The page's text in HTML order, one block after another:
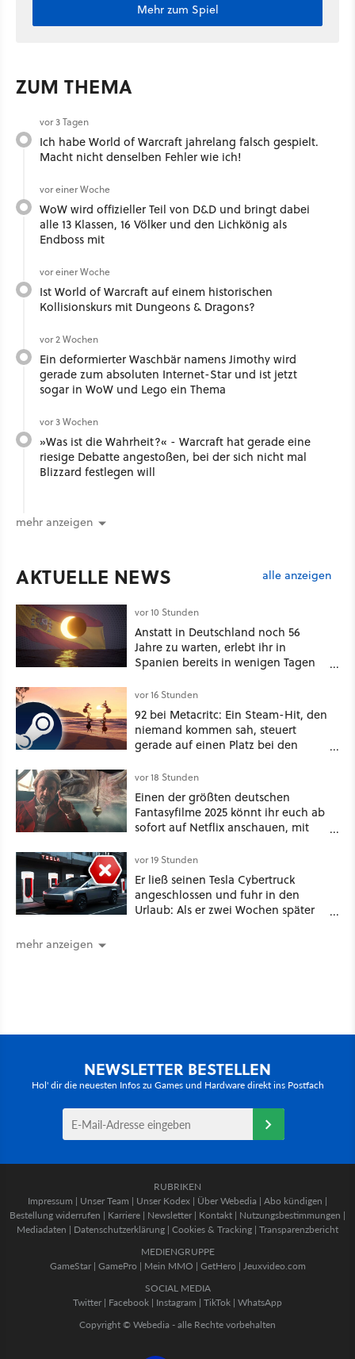
Mehr zum Spiel
ZUM THEMA
vor 3 Tagen
Ich habe World of Warcraft jahrelang falsch gespielt.
Macht nicht denselben Fehler wie ich!
vor einer Woche
WoW wird offizieller Teil von D&D und bringt dabei
alle 13 Klassen, 16 Völker und den Lichkönig als
Endboss mit
vor einer Woche
Ist World of Warcraft auf einem historischen
Kollisionskurs mit Dungeons & Dragons?
vor 2 Wochen
Ein deformierter Waschbär namens Jimothy wird
gerade zum absoluten Internet-Star und ist jetzt
sogar in WoW und Lego ein Thema
vor 3 Wochen
»Was ist die Wahrheit?« - Warcraft hat gerade eine
riesige Debatte angestoßen, bei der sich nicht mal
Blizzard festlegen will
mehr anzeigen
AKTUELLE NEWS alle anzeigen
vor 10 Stunden
Anstatt in Deutschland noch 56
Jahre zu warten, erlebt ihr in
Spanien bereits in wenigen Tagen
vor 16 Stunden
92 bei Metacritc: Ein Steam-Hit, den
niemand kommen sah, steuert
gerade auf einen Platz bei den
vor 18 Stunden
Einen der größten deutschen
Fantasyfilme 2025 könnt ihr euch ab
sofort auf Netflix anschauen, mit
vor 19 Stunden
Er ließ seinen Tesla Cybertruck
angeschlossen und fuhr in den
Urlaub: Als er zwei Wochen später
mehr anzeigen
NEWSLETTER BESTELLEN
Hol' dir die neuesten Infos zu Games und Hardware direkt ins Postfach
RUBRIKEN
Impressum | Unser Team | Unser Kodex | Über Webedia | Abo kündigen |
Bestellung widerrufen | Karriere | Newsletter | Kontakt | Nutzungsbestimmungen |
Mediadaten | Datenschutzerklärung | Cookies & Tracking | Transparenzbericht
MEDIENGRUPPE
GameStar| GamePro | Mein MMO | GetHero | Jeuxvideo.com
SOCIAL MEDIA
Twitter | Facebook | Instagram | TikTok | WhatsApp
Copyright © Webedia - alle Rechte vorbehalten